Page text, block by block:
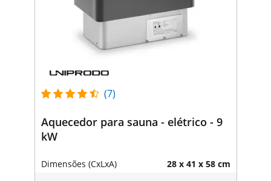
(7)
Aquecedor para sauna - elétrico - 9
kW
Dimensões (CxLxA) 28 x 41 x 58 cm